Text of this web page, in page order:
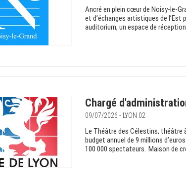
Ancré en plein cœur de Noisy-le-
et d’échanges artistiques de l’Est
auditorium, un espace de
Chargé
09/07/2026 - LYON 02
Le Théâtre des Célestins, théâtre
budget annuel de 9 millions
100 000 spectateurs. Maison de